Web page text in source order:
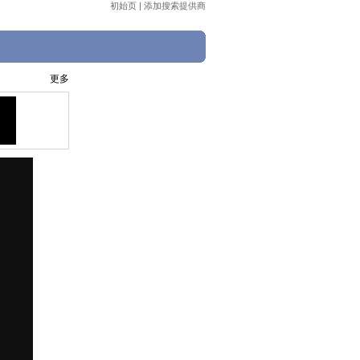
初始页 | 添加搜索提供商
更多